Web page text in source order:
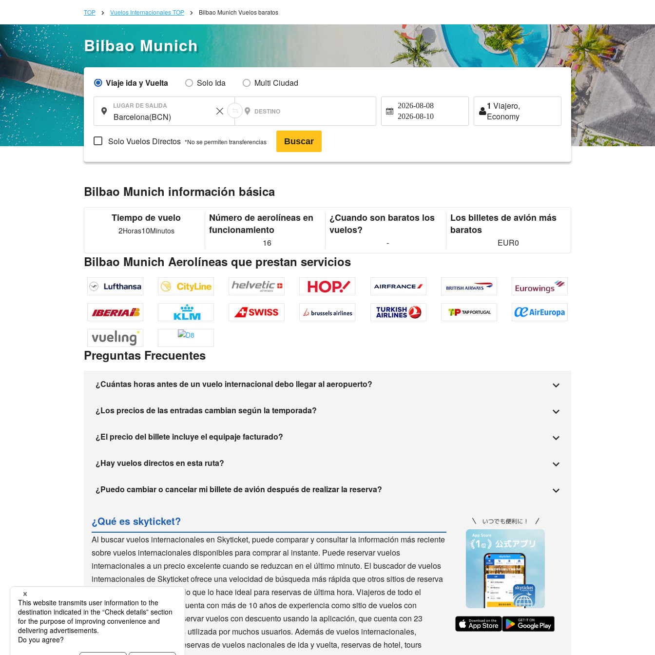
TOP Vuelos Internacionales TOP Bilbao Munich Vuelos baratos
Bilbao Munich
Viaje ida y Vuelta Solo Ida Multi Ciudad
LUGAR DE SALIDA
DESTINO
2026-08-08
2026-08-10
1 Viajero,
Economy
Solo Vuelos Directos *No se permiten transferencias Buscar
Bilbao Munich información básica
Tiempo de vuelo
2Horas10Minutos
Número de aerolíneas en
funcionamiento
16
¿Cuando son baratos los
vuelos?
-
Los billetes de avión más
baratos
EUR0
Bilbao Munich Aerolíneas que prestan servicios
Preguntas Frecuentes
¿Cuántas horas antes de un vuelo internacional debo llegar al aeropuerto?
¿Los precios de las entradas cambian según la temporada?
¿El precio del billete incluye el equipaje facturado?
¿Hay vuelos directos en esta ruta?
¿Puedo cambiar o cancelar mi billete de avión después de realizar la reserva?
¿Qué es skyticket?
Al buscar vuelos internacionales en Skyticket, puede comparar y consultar la información más reciente
sobre vuelos internacionales disponibles para comprar al instante. Puede reservar vuelos
internacionales a un precio excelente cuando se reduzcan en el último minuto. El buscador de vuelos
internacionales de Skyticket ofrece una velocidad de búsqueda más rápida que otros sitios de reserva
de vuelos internacionales, lo que lo hace ideal para reservas de última hora. Viajeros de todo el
mundo utilizan Skyticket. Cuenta con más de 10 años de experiencia como sitio de vuelos con
descuento. Es muy fácil reservar vuelos con descuento usando la aplicación, que cuenta con 23
millones de descargas y es utilizada por muchos usuarios. Además de vuelos internacionales,
Skyticket también acepta reservas de vuelos nacionales de ida y vuelta, reservas de hotel, tours